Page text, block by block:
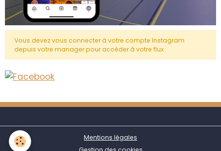
Vous devez vous connecter à votre compte Instagram
depuis votre manager pour accéder à votre flux
Mentions légales